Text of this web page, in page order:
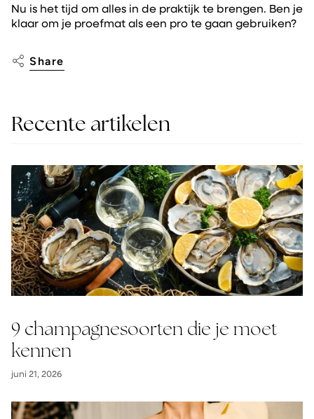
Nu is het tijd om alles in de praktijk te brengen. Ben je
klaar om je proefmat als een pro te gaan gebruiken?
Share
Recente artikelen
9 champagnesoorten die je moet
kennen
juni 21, 2026